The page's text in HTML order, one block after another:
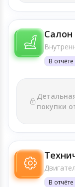
Салон
В отчёте
покупки
В отчёте